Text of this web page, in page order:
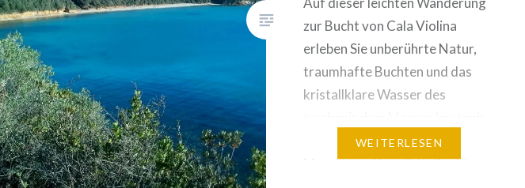
Fotografie. Sein Anliegen ist es
den Betrachter anzuregen…
zur Bucht von Cala Violina
erleben Sie unberührte Natur,
traumhafte Buchten und das
kristallklare Wasser des
aber nicht nur…. Mediterrane
Macchia und herrliche Buchten
WEITERLESEN